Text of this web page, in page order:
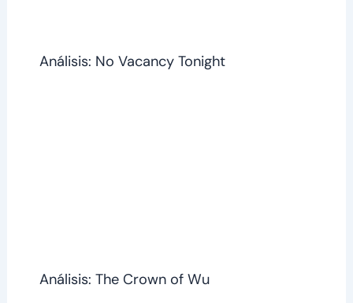
Análisis: No Vacancy Tonight
Análisis: The Crown of Wu